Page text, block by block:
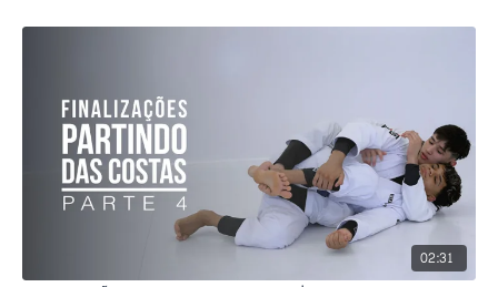
02:31